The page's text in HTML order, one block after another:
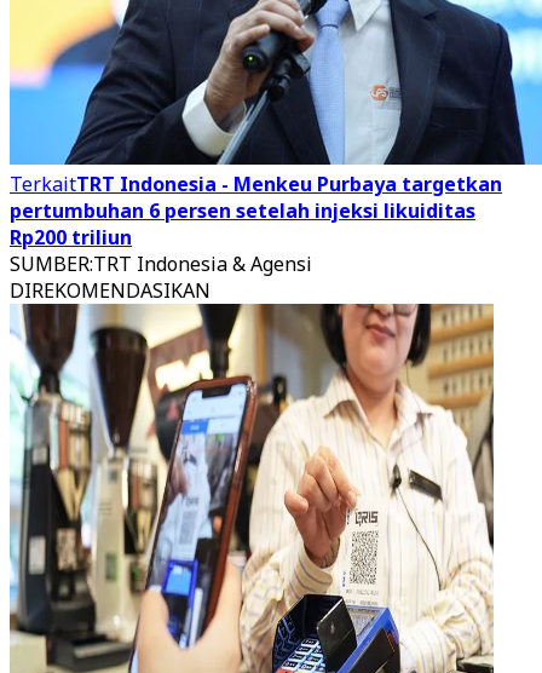
TerkaitTRT Indonesia - Menkeu Purbaya targetkan
pertumbuhan 6 persen setelah injeksi likuiditas
Rp200 triliun
SUMBER:TRT Indonesia & Agensi
DIREKOMENDASIKAN